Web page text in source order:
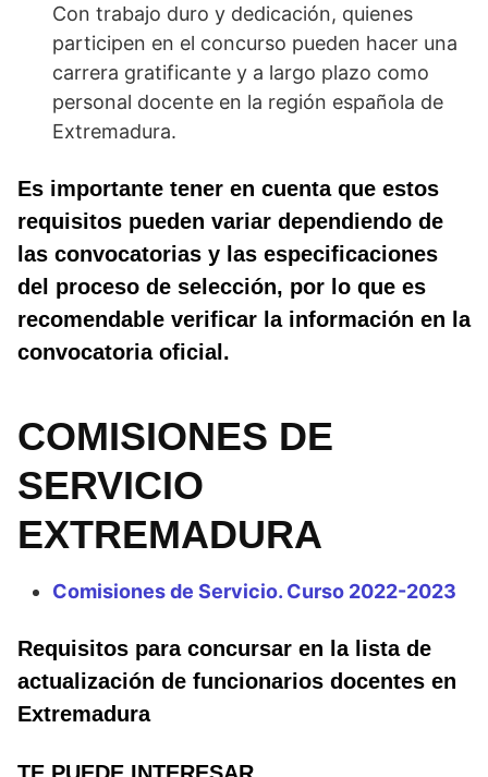
Con trabajo duro y dedicación, quienes
participen en el concurso pueden hacer una
carrera gratificante y a largo plazo como
personal docente en la región española de
Extremadura.
Es importante tener en cuenta que estos
requisitos pueden variar dependiendo de
las convocatorias y las especificaciones
del proceso de selección, por lo que es
recomendable verificar la información en la
convocatoria oficial.
COMISIONES DE
SERVICIO
EXTREMADURA
Comisiones de Servicio. Curso 2022-2023
Requisitos para concursar en la lista de
actualización de funcionarios docentes en
Extremadura